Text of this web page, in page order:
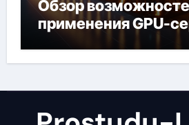
Обзор
применения GPU-